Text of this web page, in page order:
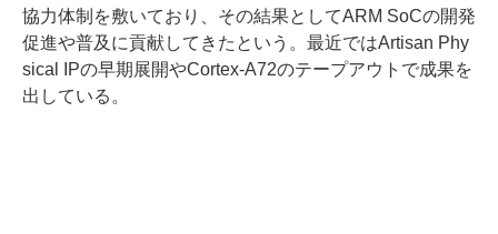
協力体制を敷いており、その結果としてARM SoCの開発
促進や普及に貢献してきたという。最近ではArtisan Phy
sical IPの早期展開やCortex-A72のテープアウトで成果を
出している。